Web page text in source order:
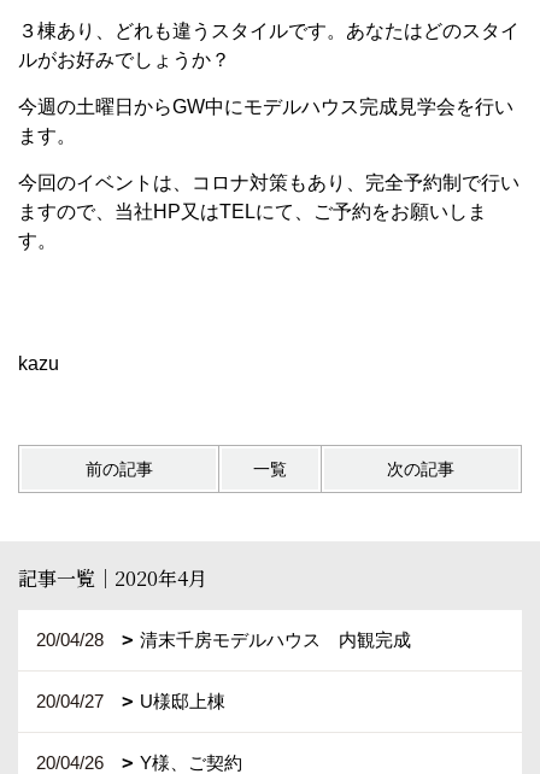
３棟あり、どれも違うスタイルです。あなたはどのスタイ
ルがお好みでしょうか？
今週の土曜日からGW中にモデルハウス完成見学会を行い
ます。
今回のイベントは、コロナ対策もあり、完全予約制で行い
ますので、当社HP又はTELにて、ご予約をお願いしま
す。
kazu
前の記事 一覧 次の記事
記事一覧｜2020年4月
20/04/28 清末千房モデルハウス 内観完成
20/04/27 U様邸上棟
20/04/26 Y様、ご契約